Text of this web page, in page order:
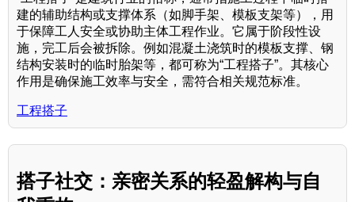
建的辅助结构或支撑体系（如脚手架、模板支架等），用
于保障工人安全或协助主体工程作业。它属于阶段性设
施，完工后会被拆除。例如混凝土浇筑时的模板支撑、钢
结构安装时的临时胎架等，都可称为“工程搭子”。其核心
作用是确保施工效率与安全，需符合相关规范标准。
工程搭子
搭子社交：亲密关系的轻盈解构与自